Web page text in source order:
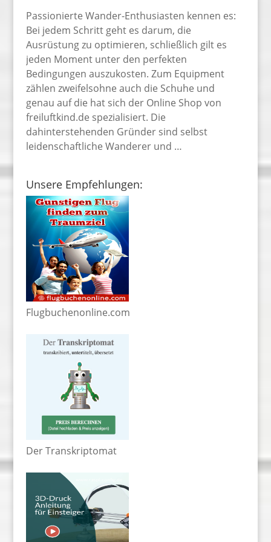
Passionierte Wander-Enthusiasten kennen es:
Bei jedem Schritt geht es darum, die
Ausrüstung zu optimieren, schließlich gilt es
jeden Moment unter den perfekten
Bedingungen auszukosten. Zum Equipment
zählen zweifelsohne auch die Schuhe und
genau auf die hat sich der Online Shop von
freiluftkind.de spezialisiert. Die
dahinterstehenden Gründer sind selbst
leidenschaftliche Wanderer und …
Unsere Empfehlungen:
Flugbuchenonline.com
Der Transkriptomat